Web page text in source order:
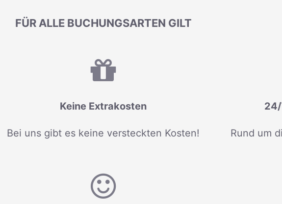
FÜR ALLE BUCHUNGSARTEN GILT
Keine Extrakosten
Bei uns gibt es keine versteckten Kosten! Rund um